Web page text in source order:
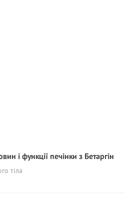
і функції печінки з Бетаргін
тіла